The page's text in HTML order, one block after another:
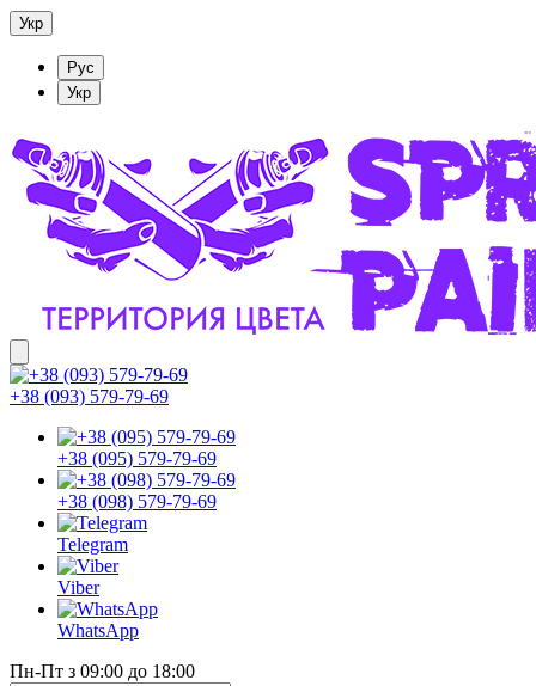
Укр
Рус
Укр
+38 (093) 579-79-69
+38 (095) 579-79-69
+38 (098) 579-79-69
Telegram
Viber
WhatsApp
Пн-Пт з 09:00 до 18:00